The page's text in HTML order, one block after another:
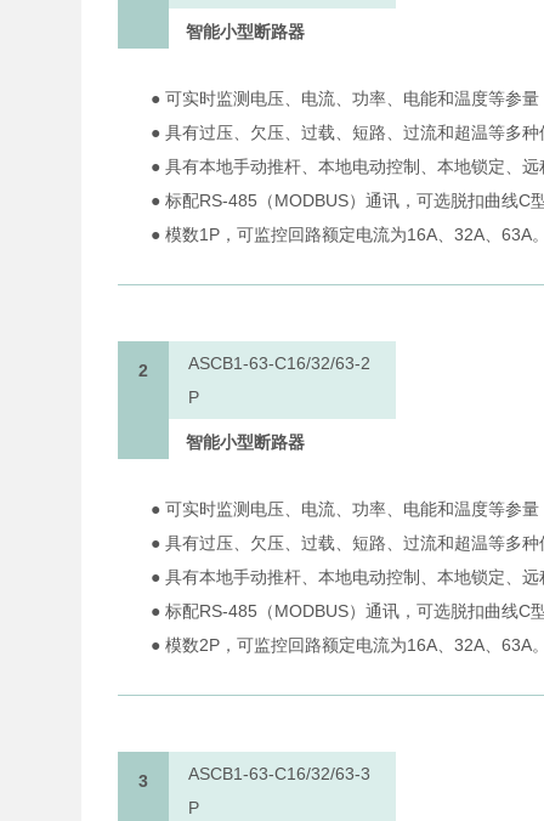
智能小型断路器
● 可实时监测电压、电流、功率、电能和温度等参量
● 具有过压、欠压、过载、短路、过流和超温等多
● 具有本地手动推杆、本地电动控制、本地锁定、
● 标配RS-485（MODBUS）通讯，可选脱扣曲线C
● 模数1P，可监控回路额定电流为16A、32A、63A
2
ASCB1-63-C16/32/63-2
P
智能小型断路器
● 可实时监测电压、电流、功率、电能和温度等参量
● 具有过压、欠压、过载、短路、过流和超温等多
● 具有本地手动推杆、本地电动控制、本地锁定、
● 标配RS-485（MODBUS）通讯，可选脱扣曲线C
● 模数2P，可监控回路额定电流为16A、32A、63A
3
ASCB1-63-C16/32/63-3
P